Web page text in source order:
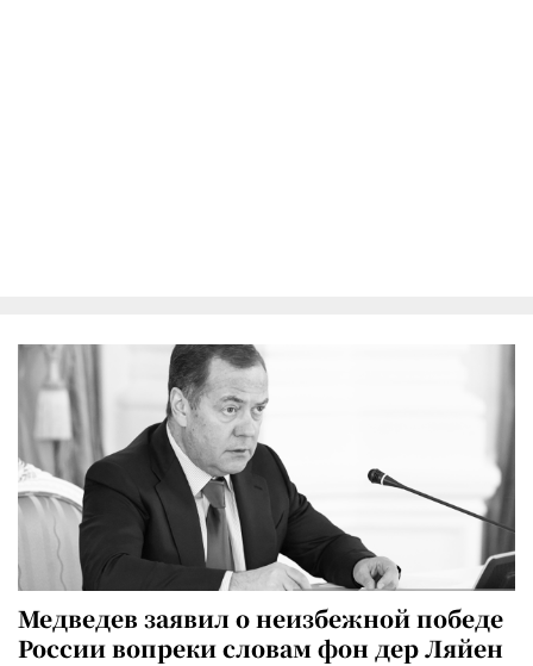
Медведев заявил о неизбежной победе
России вопреки словам фон дер Ляйен